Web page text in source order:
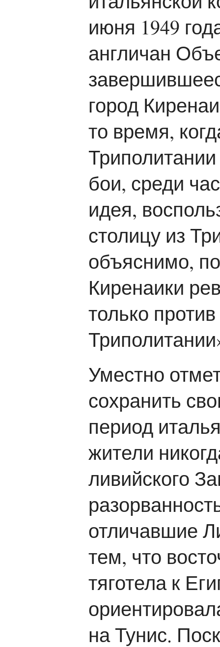
июня 1949
англичан
город
то время,
бои, среди
идея,
столицу из
объяснимо,
Киренаики
только
Уместно
сохранить
период
жители
ливийского
отличавшие
тем, что
тяготела к
на Тунис.